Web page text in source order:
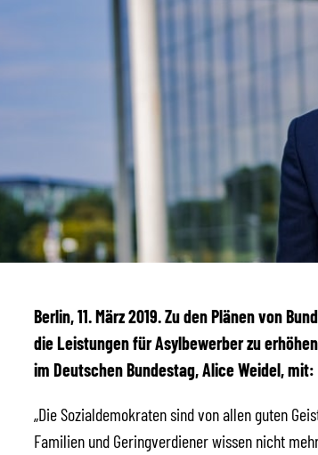
Berlin, 11. März 2019. Zu den Plänen von
die Leistungen für Asylbewerber zu
im Deutschen Bundestag, Alice Weidel, mit:
„Die Sozialdemokraten sind von allen guten
Familien und Geringverdiener wissen nicht